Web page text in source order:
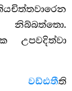
නිබ්බත්තො.
උපවදිත්වා
වඩ්ඪතීති